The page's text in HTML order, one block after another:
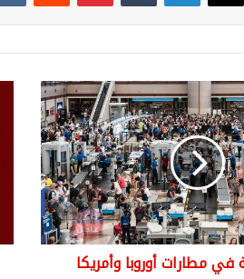
مطارات أوروبا وأمريكا